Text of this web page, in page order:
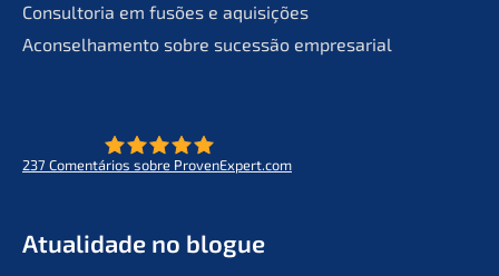
Consult­oria em fusões e aquisições
Aconsel­ha­men­to sobre suces­são empresarial
237 Comen­tá­ri­os sobre ProvenExpert.com
Atual­i­da­de no blogue